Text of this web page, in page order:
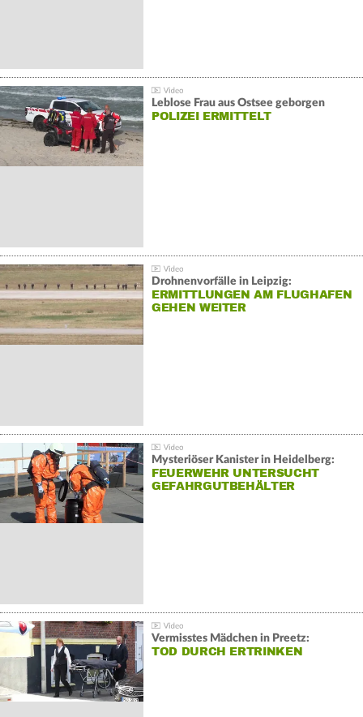
Leblose Frau aus Ostsee geborgen
POLIZEI ERMITTELT
Drohnenvorfälle in Leipzig:
ERMITTLUNGEN AM FLUGHAFEN
GEHEN WEITER
Mysteriöser Kanister in Heidelberg:
FEUERWEHR UNTERSUCHT
GEFAHRGUTBEHÄLTER
Vermisstes Mädchen in Preetz:
TOD DURCH ERTRINKEN